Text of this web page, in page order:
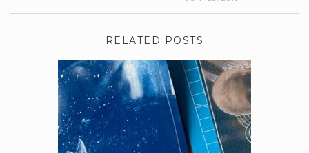
RELATED POSTS